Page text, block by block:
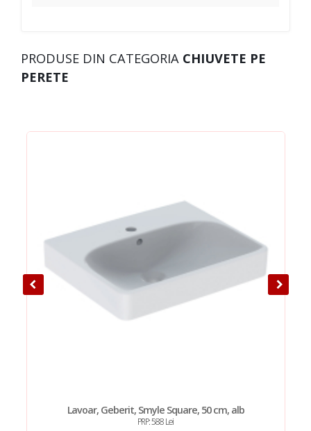
PRODUSE DIN CATEGORIA CHIUVETE PE
PERETE
Lavoar, Geberit, Smyle Square, 50 cm, alb
PRP: 588 Lei